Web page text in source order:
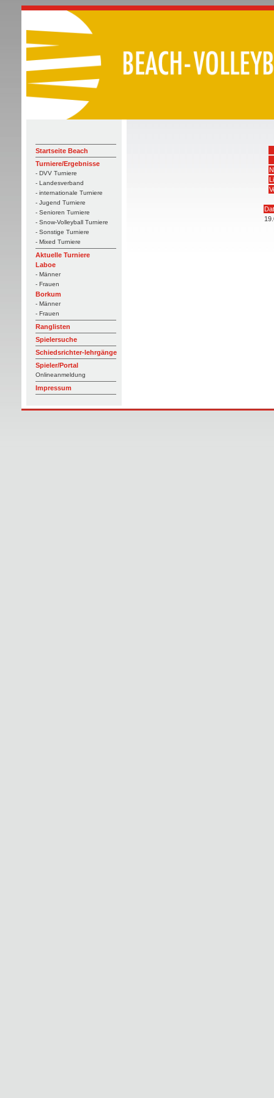
Startseite Beach
Turniere/Ergebnisse
- DVV Turniere
- Landesverband
- internationale Turniere
- Jugend Turniere
- Senioren Turniere
- Snow-Volleyball Turniere
- Sonstige Turniere
- Mixed Turniere
Aktuelle Turniere
Laboe
- Männer
- Frauen
Borkum
- Männer
- Frauen
Ranglisten
Spielersuche
Schiedsrichter-lehrgänge
Spieler/Portal
Onlineanmeldung
Impressum